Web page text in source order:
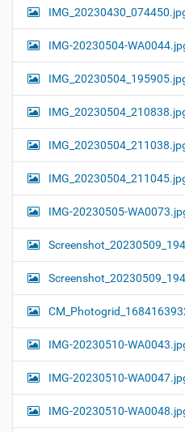
IMG-20230504-
IMG-20230505-
IMG-20230510-
IMG-20230510-
IMG-20230510-